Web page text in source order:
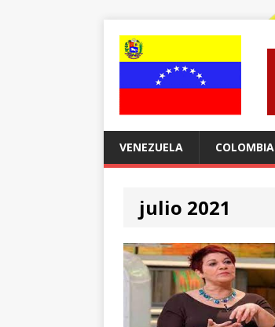
VENEZUELA COLOMBIA
julio 2021